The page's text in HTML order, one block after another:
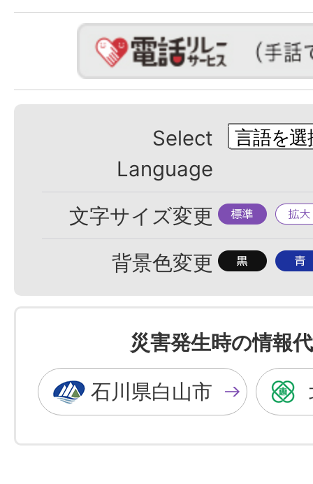
Select
Language
文字サイズ変更 標
準
拡
大
背景色変更 背
色
を
黒
色
に
背
色
を
青
色
に
災害発生時の情報
石川県白山市